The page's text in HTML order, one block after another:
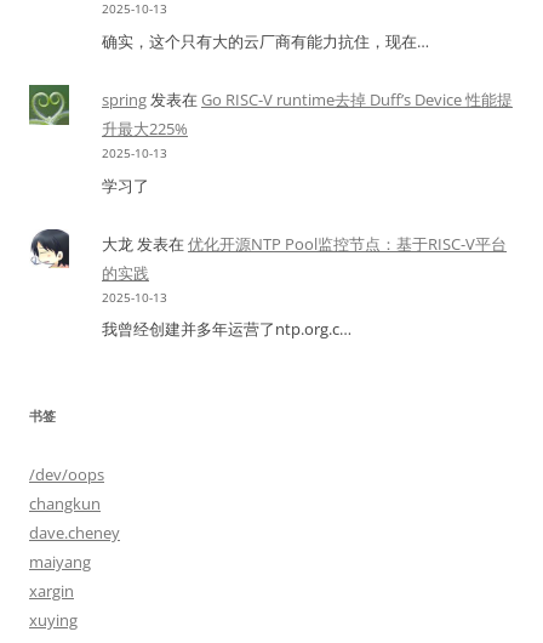
2025-10-13
确实，这个只有大的云厂商有能力抗住，现在…
spring发表在Go RISC-V runtime去掉 Duff’s Device 性能提
升最大225%
2025-10-13
学习了
大龙发表在优化开源NTP Pool监控节点：基于RISC-V平台
的实践
2025-10-13
我曾经创建并多年运营了ntp.org.c…
书签
/dev/oops
changkun
dave.cheney
maiyang
xargin
xuying